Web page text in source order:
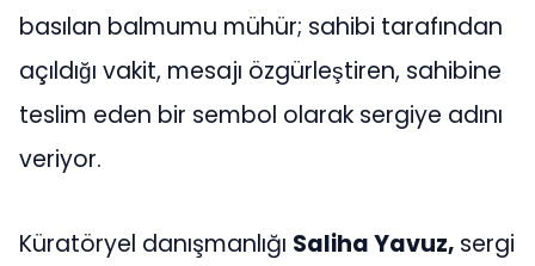
basılan balmumu mühür; sahibi tarafından
açıldığı vakit, mesajı özgürleştiren, sahibine
teslim eden bir sembol olarak sergiye adını
veriyor.
Küratöryel danışmanlığı Saliha Yavuz, sergi